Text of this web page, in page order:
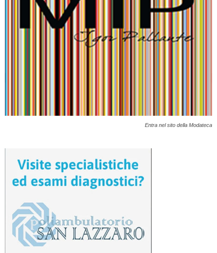
Entra nel sito della Modateca